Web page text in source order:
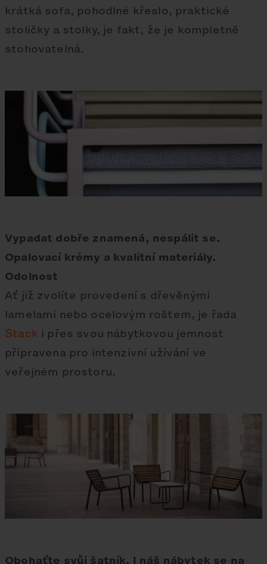
krátká sofa, pohodlné křeslo, praktické
stoličky a stolky, je fakt, že je kompletně
stohovatelná.
Vypadat dobře znamená, nespálit se.
Opalovací krémy a kvalitní materiály.
Odolnost
Ať již zvolíte provedení s dřevěnými
lamelami nebo ocelovým roštem, je řada
Stack i přes svou nábytkovou jemnost
připravena pro intenzivní užívání ve
veřejném prostoru.
Obohaťte svůj šatník. I náš nábytek se na